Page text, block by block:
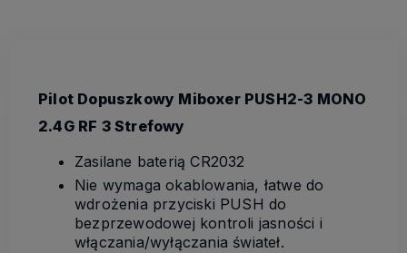
Pilot Dopuszkowy Miboxer PUSH2-3 MONO
2.4G RF 3 Strefowy
Zasilane baterią CR2032
Nie wymaga okablowania, łatwe do
wdrożenia przyciski PUSH do
bezprzewodowej kontroli jasności i
włączania/wyłączania świateł.